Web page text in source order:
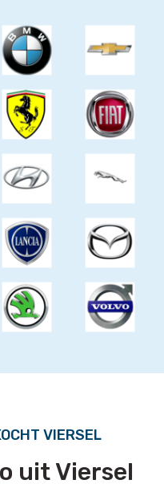
VIERSEL
uit Viersel